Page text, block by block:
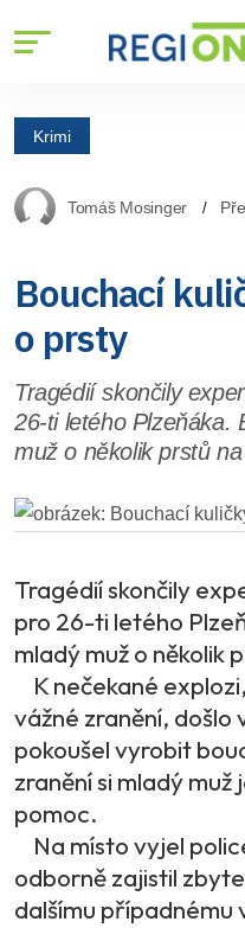
Krimi
Tomáš Mosinger
Bouchací
o prsty
Tragédií skončily
26-ti letého Plzeňáka.
muž o několik prstů
Tragédií skončily
pro 26-ti letého
mladý muž o několik
K nečekané
vážné zranění, došlo
pokoušel vyrobit
zranění si mladý
pomoc.
Na místo vyjel
odborně zajistil
dalšímu případnému